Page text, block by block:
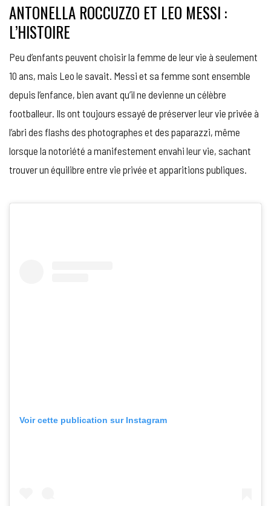
ANTONELLA ROCCUZZO ET LEO MESSI :
L’HISTOIRE
Peu d’enfants peuvent choisir la femme de leur vie à seulement
10 ans, mais Leo le savait. Messi et sa femme sont ensemble
depuis l’enfance, bien avant qu’il ne devienne un célèbre
footballeur. Ils ont toujours essayé de préserver leur vie privée à
l’abri des flashs des photographes et des paparazzi, même
lorsque la notoriété a manifestement envahi leur vie, sachant
trouver un équilibre entre vie privée et apparitions publiques.
Voir cette publication sur Instagram